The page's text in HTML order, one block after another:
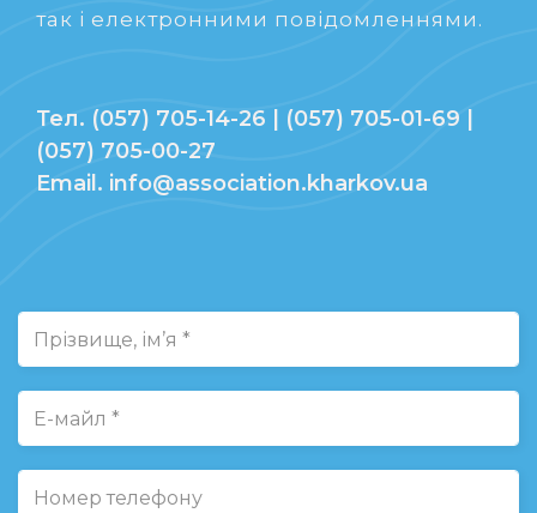
так і електронними повідомленнями.
Тел. (057) 705-14-26 | (057) 705-01-69 |
(057) 705-00-27
Email. info@association.kharkov.ua